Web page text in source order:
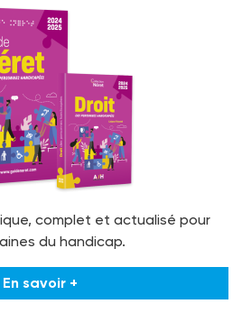
complet et actualisé pour
du handicap.
En savoir +